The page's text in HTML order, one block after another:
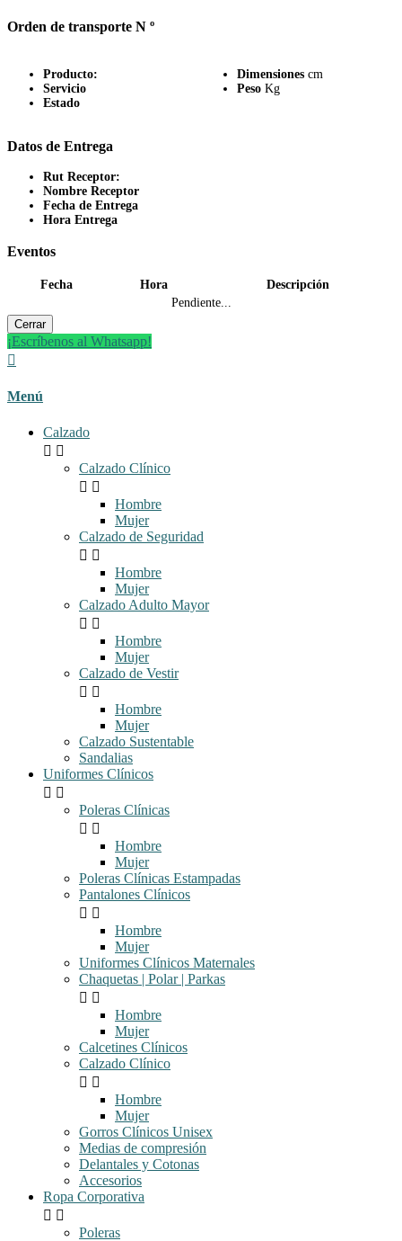
Orden de transporte N º
Producto:
Servicio
Estado
Dimensiones cm
Peso Kg
Datos de Entrega
Rut Receptor:
Nombre Receptor
Fecha de Entrega
Hora Entrega
Eventos
Fecha Hora
Descripción
Pendiente...
Cerrar
¡Escríbenos al Whatsapp!

Menú
Calzado
 
Calzado Clínico
 
Hombre
Mujer
Calzado de Seguridad
 
Hombre
Mujer
Calzado Adulto Mayor
 
Hombre
Mujer
Calzado de Vestir
 
Hombre
Mujer
Calzado Sustentable
Sandalias
Uniformes Clínicos
 
Poleras Clínicas
 
Hombre
Mujer
Poleras Clínicas Estampadas
Pantalones Clínicos
 
Hombre
Mujer
Uniformes Clínicos Maternales
Chaquetas | Polar | Parkas
 
Hombre
Mujer
Calcetines Clínicos
Calzado Clínico
 
Hombre
Mujer
Gorros Clínicos Unisex
Medias de compresión
Delantales y Cotonas
Accesorios
Ropa Corporativa
 
Poleras